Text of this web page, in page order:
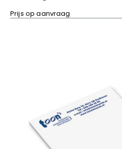
Prijs op aanvraag